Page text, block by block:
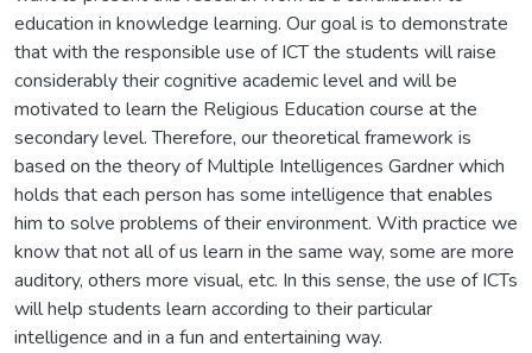
education in knowledge learning. Our goal is to demonstrate
that with the responsible use of ICT the students will raise
considerably their cognitive academic level and will be
motivated to learn the Religious Education course at the
secondary level. Therefore, our theoretical framework is
based on the theory of Multiple Intelligences Gardner which
holds that each person has some intelligence that enables
him to solve problems of their environment. With practice we
know that not all of us learn in the same way, some are more
auditory, others more visual, etc. In this sense, the use of ICTs
will help students learn according to their particular
intelligence and in a fun and entertaining way.